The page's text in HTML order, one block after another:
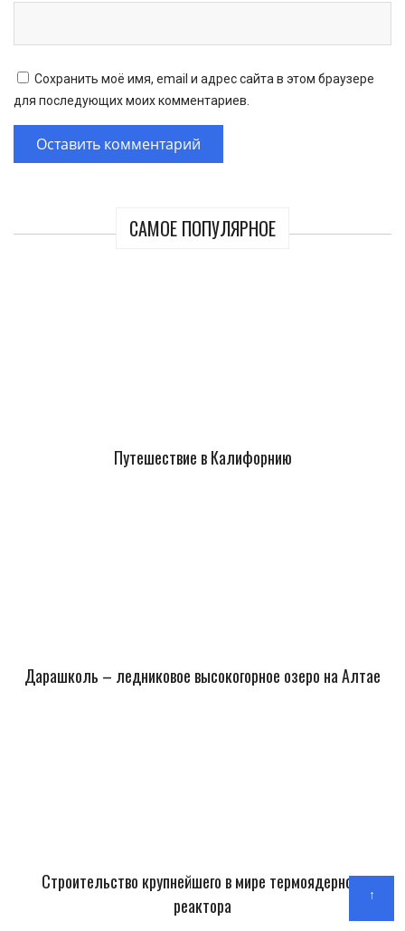
САМОЕ ПОПУЛЯРНОЕ
Путешествие в Калифорнию
Дарашколь – ледниковое высокогорное озеро на Алтае
Строительство крупнейшего в мире термоядерного
реактора
Сохранить моё имя, email и адрес сайта в этом браузере
для последующих моих комментариев.
↑